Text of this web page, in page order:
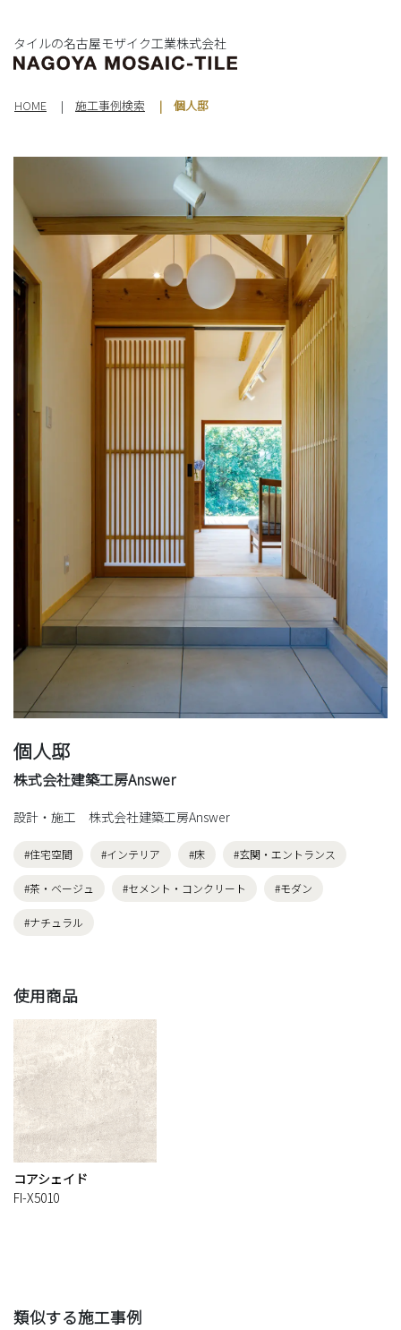
タイルの名古屋モザイク工業株式会社
HOME 施工事例検索 個人邸
個人邸
株式会社建築工房Answer
設計・施工 株式会社建築工房Answer
#住宅空間 #インテリア #床 #玄関・エントランス
#茶・ベージュ #セメント・コンクリート #モダン
#ナチュラル
使用商品
コアシェイド
FI-X5010
類似する施工事例